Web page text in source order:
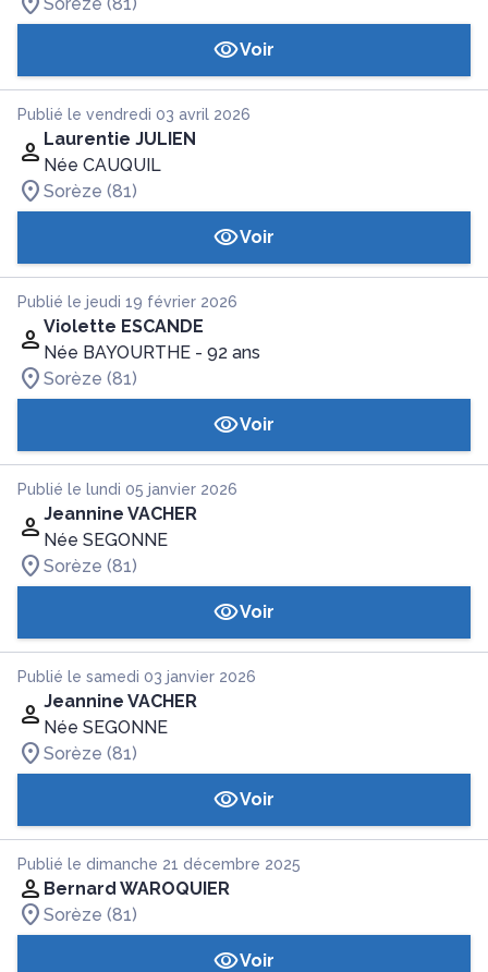
Voir
Publié le vendredi 03 avril 2026
Laurentie JULIEN
Née CAUQUIL
Sorèze (81)
Voir
Publié le jeudi 19 février 2026
Violette ESCANDE
Née BAYOURTHE - 92 ans
Sorèze (81)
Voir
Publié le lundi 05 janvier 2026
Jeannine VACHER
Née SEGONNE
Sorèze (81)
Voir
Publié le samedi 03 janvier 2026
Jeannine VACHER
Née SEGONNE
Sorèze (81)
Voir
Publié le dimanche 21 décembre 2025
Bernard WAROQUIER
Sorèze (81)
Voir